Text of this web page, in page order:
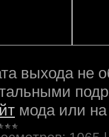
выхода не
мода или